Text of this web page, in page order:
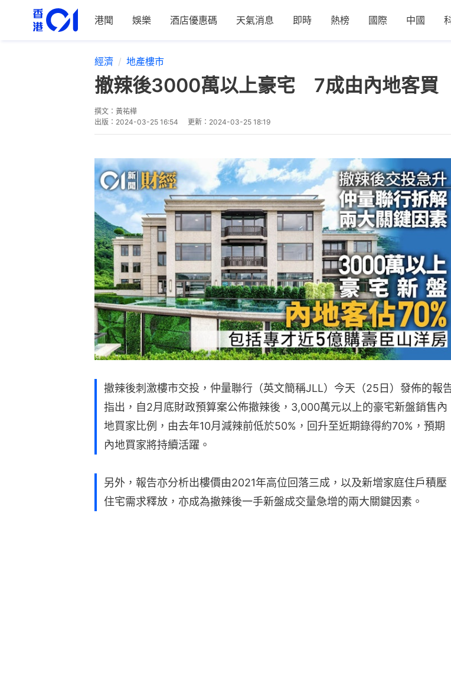
港聞 娛樂 酒店優惠碼 天氣消息 即時 熱榜 國際 中國
經濟 地產樓市
撤辣後3000萬以上豪宅 7成由內地客買
撰文： 黃祐樺
出版： 2024-03-25 16:54 更新： 2024-03-25 18:19
撤辣後刺激樓市交投，仲量聯行（英文簡稱JLL）今天（25日）發佈的報
指出，自2月底財政預算案公佈撤辣後，3,000萬元以上的豪宅新盤銷售內
地買家比例，由去年10月減辣前低於50%，回升至近期錄得約70%，預期
內地買家將持續活躍。
另外，報告亦分析出樓價由2021年高位回落三成，以及新增家庭住戶積壓
住宅需求釋放，亦成為撤辣後一手新盤成交量急增的兩大關鍵因素。